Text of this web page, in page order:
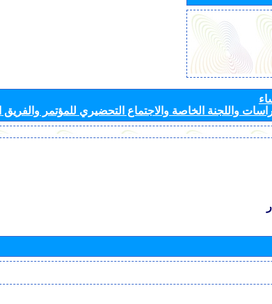
واللجنة الخاصة والاجتماع التحضيري للمؤتمر والفريق